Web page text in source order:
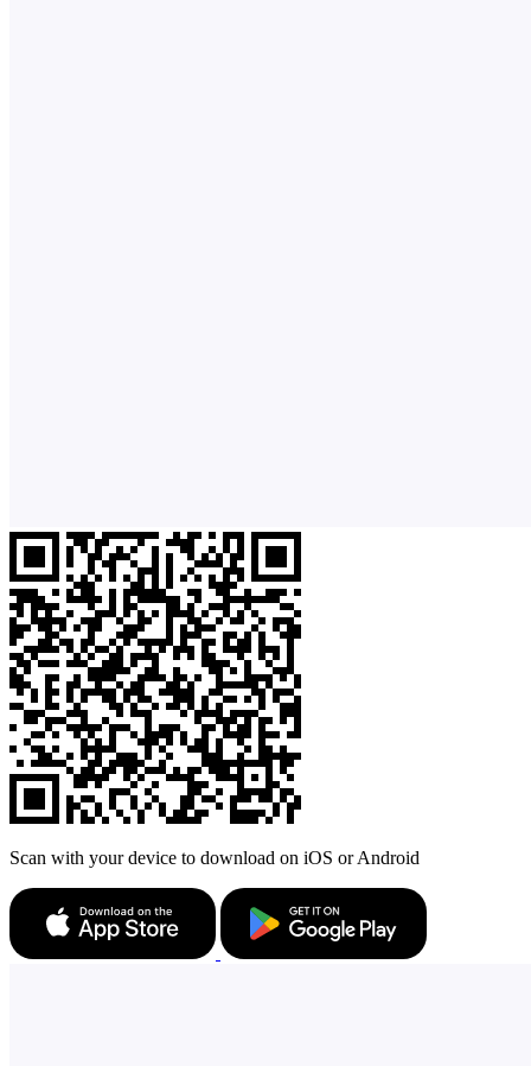
Scan with your device to download on iOS or Android